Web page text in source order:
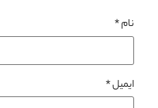
نام*
ایمیل*